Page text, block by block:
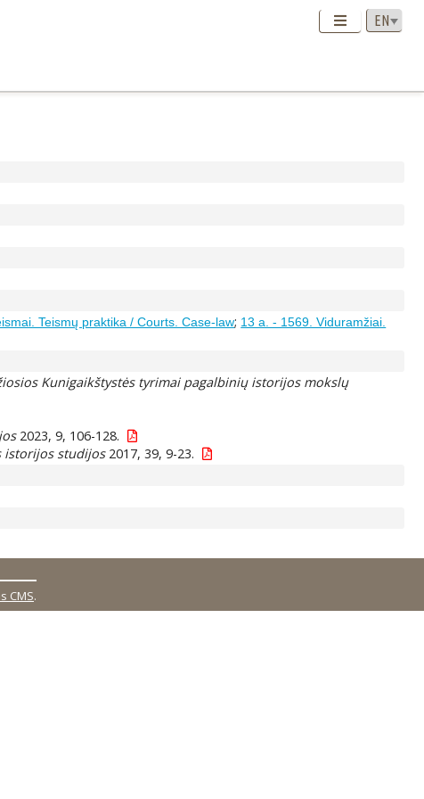
Teismų praktika / Courts. Case-law; 13 a. - 1569. Viduramžiai.
Kunigaikštystės tyrimai pagalbinių istorijos mokslų
2023, 9, 106-128.
istorijos studijos2017, 39, 9-23.
CMS.